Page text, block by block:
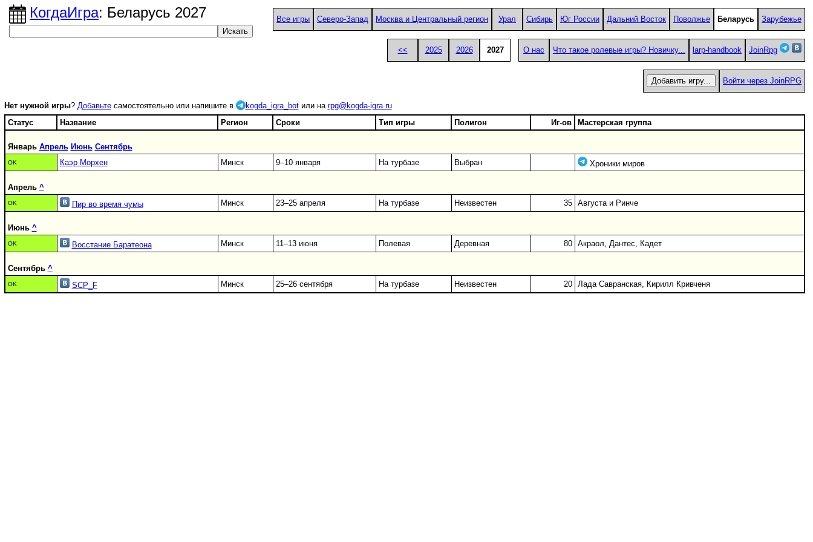
КогдаИгра: Беларусь 2027 Все игры Северо-Запад Москва и Центральный регион Урал Сибирь Юг России Дальний Восток Поволжье Беларусь Зарубежье
<< 2025 2026 2027 О нас Что такое ролевые игры? Новичку... larp-handbook JoinRpg
Войти через JoinRPG
Нет нужной игры? Добавьтесамостоятельно или напишите в kogda_igra_botили на rpg@kogda-igra.ru
Статус
Название Регион Сроки Тип игры Полигон Иг-ов Мастерская группа
Январь Апрель Июнь Сентябрь
OK Каэр Морхен Минск 9–10 января На турбазе Выбран Хроники миров
Апрель ^
OK Пир во время чумы Минск 23–25 апреля На турбазе Неизвестен 35 Августа и Ринче
Июнь ^
OK Восстание Баратеона Минск 11–13 июня Полевая Деревная 80 Акраол, Дантес, Кадет
Сентябрь ^
OK SCP_F Минск 25–26 сентября На турбазе Неизвестен 20 Лада Савранская, Кирилл Кривченя